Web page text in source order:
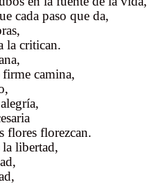
cada paso que da,
la critican.
camina,
flores florezcan.
libertad,